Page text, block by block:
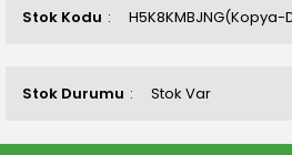
Stok Kodu
Stok Durumu Stok Var